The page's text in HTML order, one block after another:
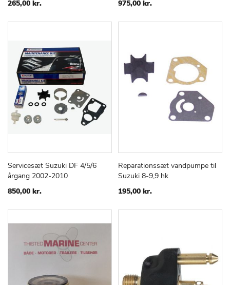
265,00 kr.
975,00 kr.
Læg i kurv
TILFØJSAMMENLIGN
Servicesæt Suzuki DF 4/5/6
årgang 2002-2010
850,00 kr.
Læg i kurv
TILFØJ
Reparationssæt vandpumpe til
Suzuki 8-9,9 hk
195,00 kr.